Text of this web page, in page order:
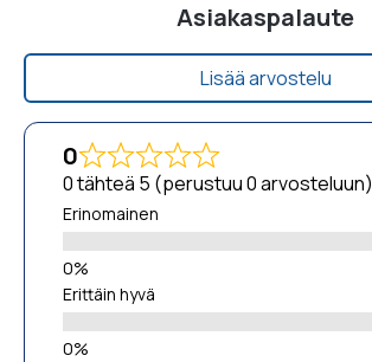
Asiakaspalaute
Lisää arvostelu
0
0 tähteä 5 (perustuu 0 arvosteluun)
Erinomainen
Erittäin hyvä